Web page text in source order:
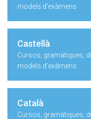
models d'exàmens
Castellà
Cursos, gramàtiques,
models d'exàmens
Català
Cursos, gramàtiques,